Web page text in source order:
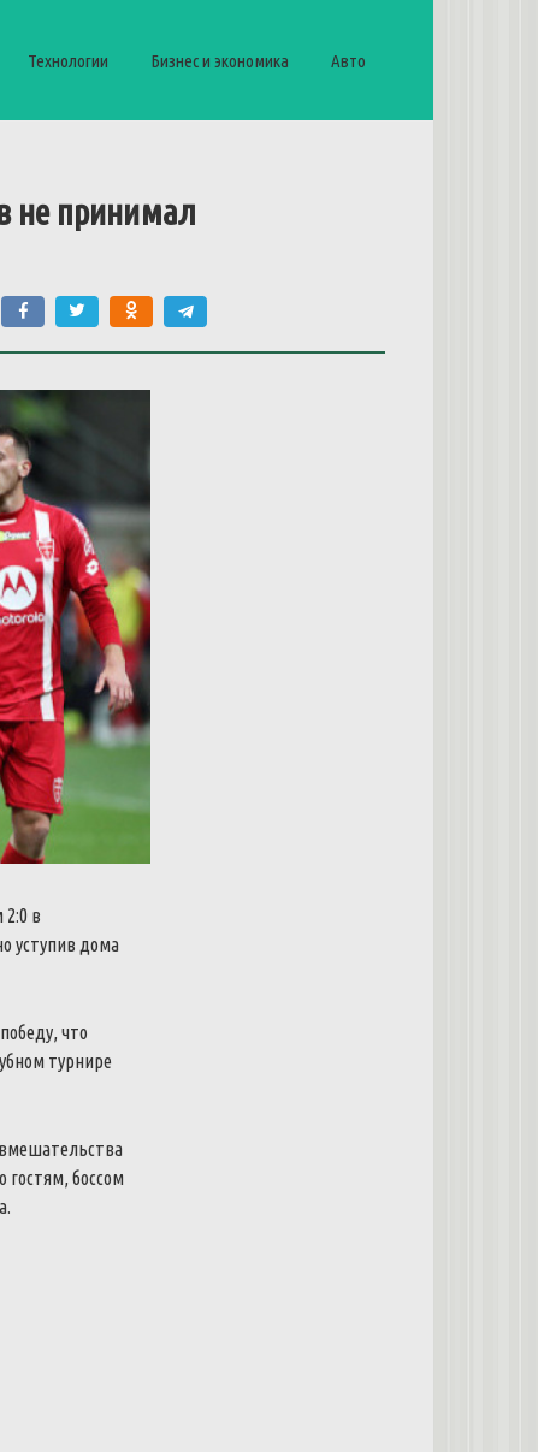
Технологии Бизнес и экономика Авто
не принимал
2:0 в
уступив дома
что
турнире
боссом